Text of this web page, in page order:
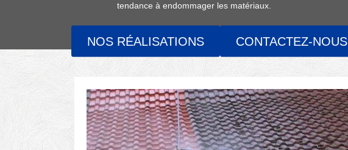
NOS RÉALISATIONS CONTACTEZ-NOUS
tendance à endommager les matériaux.